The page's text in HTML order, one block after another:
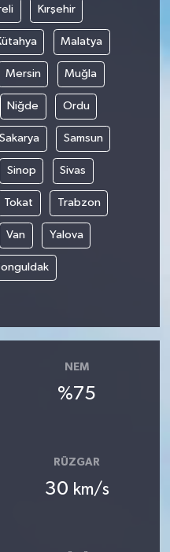
Kırşehir
Malatya
Mersin Muğla
Niğde Ordu
Sakarya Samsun
Sinop Sivas
Tokat Trabzon
Van Yalova
NEM
%75
RÜZGAR
30 km/s